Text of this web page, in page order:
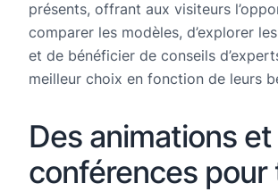
présents, offrant aux visiteurs
comparer les modèles, d’explorer
et de bénéficier de conseils
meilleur choix en fonction de leurs
Des animations
conférences pour